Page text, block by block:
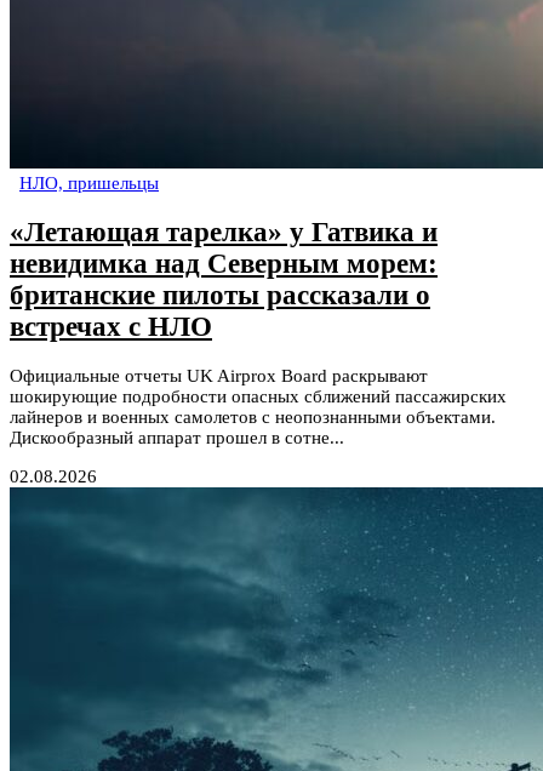
НЛО, пришельцы
«Летающая тарелка» у Гатвика и
невидимка над Северным морем:
британские пилоты рассказали о
встречах с НЛО
Официальные отчеты UK Airprox Board раскрывают
шокирующие подробности опасных сближений пассажирских
лайнеров и военных самолетов с неопознанными объектами.
Дискообразный аппарат прошел в сотне...
02.08.2026